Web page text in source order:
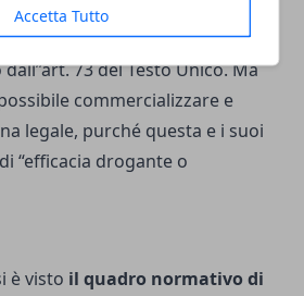
Accetta Tutto
è rivolta esclusivamente ai
che violerebbero
73 del Testo Unico. Ma
possibile commercializzare e
legale, purché questa e i suoi
“efficacia drogante o
è visto il quadro normativo di